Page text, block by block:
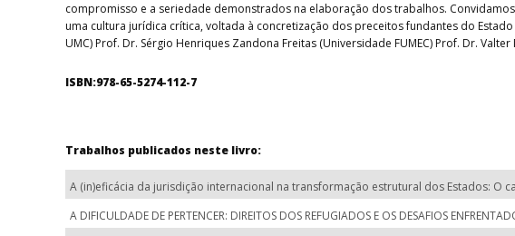
compromisso e a seriedade demonstrados na elaboração dos trabalhos.
uma cultura jurídica crítica, voltada à concretização dos preceitos fundantes do
UMC) Prof. Dr. Sérgio Henriques Zandona Freitas (Universidade FUMEC) Prof. Dr.
ISBN:978-65-5274-112-7
Trabalhos publicados neste livro:
A (in)eficácia da jurisdição internacional na transformação estrutural dos Estados: O
A DIFICULDADE DE PERTENCER: DIREITOS DOS REFUGIADOS E OS DESAFIOS